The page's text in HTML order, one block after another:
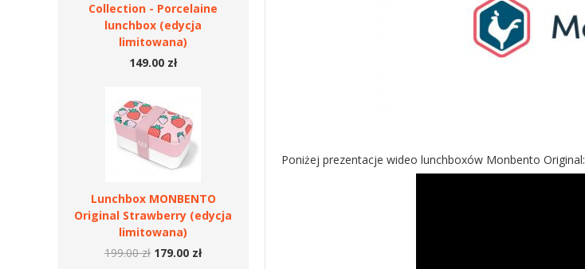
Poniżej prezentacje wideo lunchboxów Monbento Original:
Collection - Porcelaine
lunchbox (edycja
limitowana)
149.00 zł
Lunchbox MONBENTO
Original Strawberry (edycja
limitowana)
199.00 zł 179.00 zł